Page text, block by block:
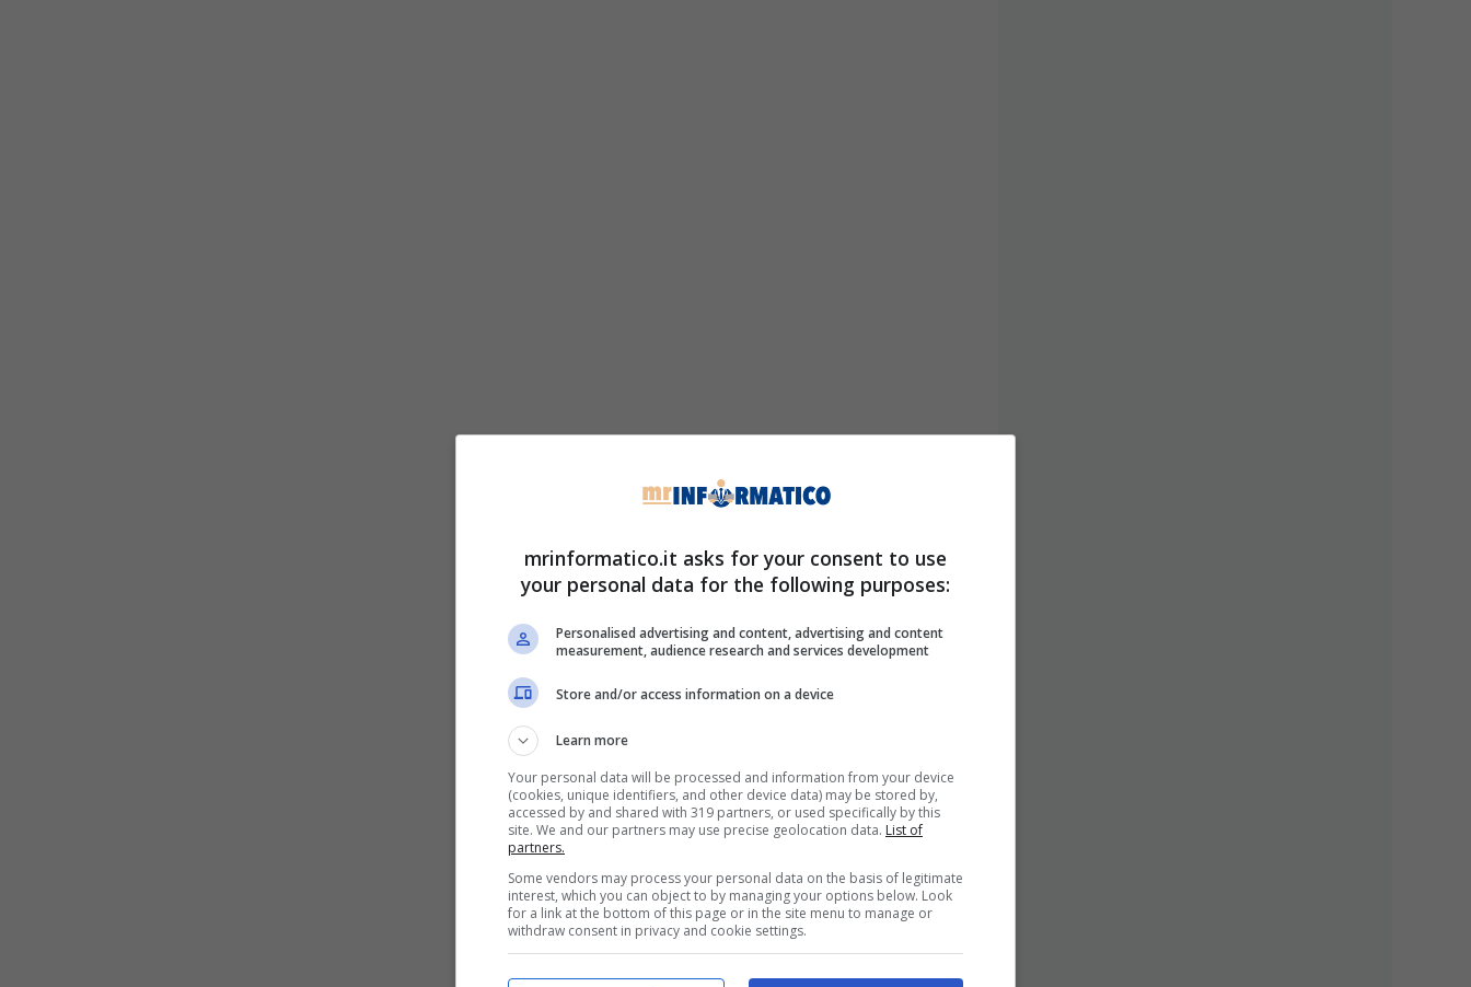
mrinformatico.it asks for your consent to use
your personal data for the following purposes:
Personalised advertising and content, advertising and content
measurement, audience research and services development
Store and/or access information on a device
Learn more
Your personal data will be processed and information from your device
(cookies, unique identifiers, and other device data) may be stored by,
accessed by and shared with 319 partners, or used specifically by this
site. We and our partners may use precise geolocation data. List of
partners.
Some vendors may process your personal data on the basis of legitimate
interest, which you can object to by managing your options below. Look
for a link at the bottom of this page or in the site menu to manage or
withdraw consent in privacy and cookie settings.